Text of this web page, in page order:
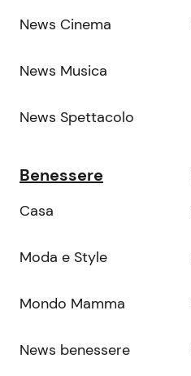
News Cinema
News Musica
News Spettacolo
Benessere
Casa
Moda e Style
Mondo Mamma
News benessere